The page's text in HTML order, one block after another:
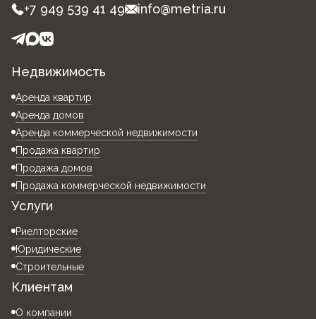
+7 949 539 41 49 info@metria.ru
Недвижимость
Аренда квартир
Аренда домов
Аренда коммерческой недвижимости
Продажа квартир
Продажа домов
Продажа коммерческой недвижимости
Услуги
Риелторские
Юридические
Строительные
Клиентам
О компании